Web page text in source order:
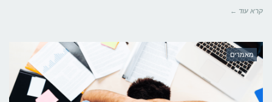
קרא עוד ←
מאמרים